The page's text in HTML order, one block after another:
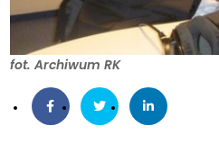
fot. Archiwum RK